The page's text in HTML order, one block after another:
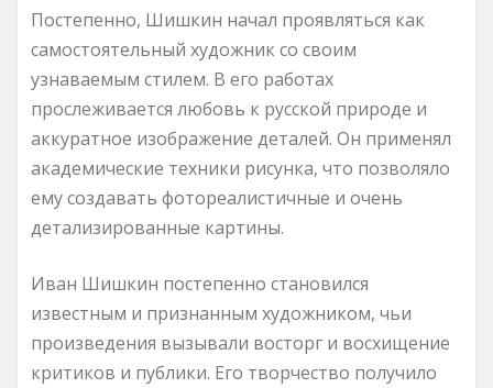
Постепенно, Шишкин начал проявляться как
самостоятельный художник со своим
узнаваемым стилем. В его работах
прослеживается любовь к русской природе и
аккуратное изображение деталей. Он применял
академические техники рисунка, что позволяло
ему создавать фотореалистичные и очень
детализированные картины.
Иван Шишкин постепенно становился
известным и признанным художником, чьи
произведения вызывали восторг и восхищение
критиков и публики. Его творчество получило